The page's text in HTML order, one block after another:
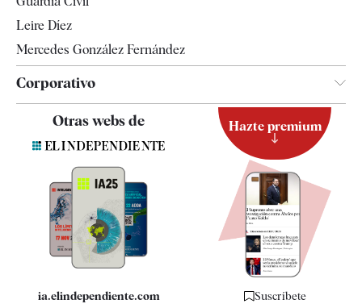
Leire Díez
Mercedes González Fernández
Corporativo
Contacto
Quiénes somos
Especificaciones
Otras webs de
ia.elindependiente.com
Hazte premium
Suscríbete